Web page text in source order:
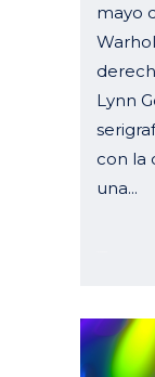
mayo
Lynn
con la
una...